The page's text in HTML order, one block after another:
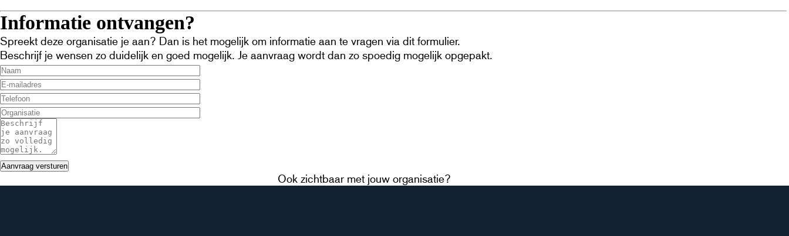
Informatie ontvangen?
Spreekt deze organisatie je aan? Dan is het mogelijk om informatie aan te vragen via dit formulier.
Beschrijf je wensen zo duidelijk en goed mogelijk. Je aanvraag wordt dan zo spoedig mogelijk opgepakt.
Ook zichtbaar met jouw organisatie?